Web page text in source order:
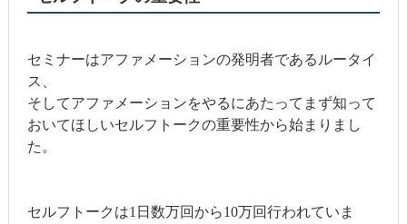
セミナーはアファメーションの発明者であるルータイ
ス、
そしてアファメーションをやるにあたってまず知って
おいてほしいセルフトークの重要性から始まりまし
た。
セルフトークは1日数万回から10万回行われていま